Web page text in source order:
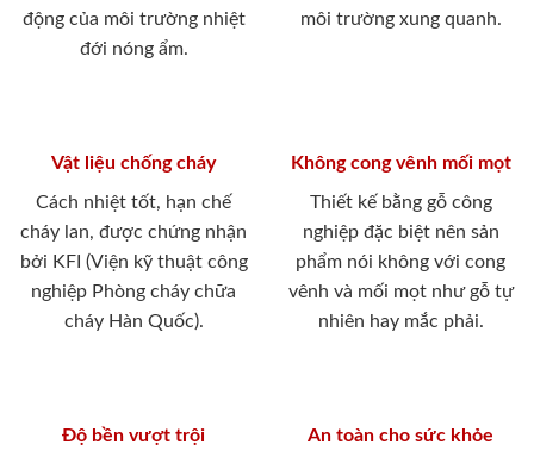
động của môi trường nhiệt
đới nóng ẩm.
môi trường xung quanh.
Vật liệu chống cháy
Cách nhiệt tốt, hạn chế
cháy lan, được chứng nhận
bởi KFI (Viện kỹ thuật công
nghiệp Phòng cháy chữa
cháy Hàn Quốc).
Không cong vênh mối mọt
Thiết kế bằng gỗ công
nghiệp đặc biệt nên sản
phẩm nói không với cong
vênh và mối mọt như gỗ tự
nhiên hay mắc phải.
Độ bền vượt trội An toàn cho sức khỏe